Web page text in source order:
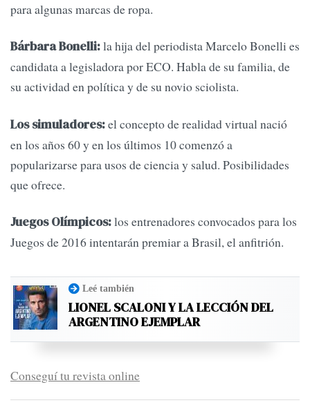
para algunas marcas de ropa.
Bárbara Bonelli:la hija del periodista Marcelo Bonelli es
candidata a legisladora por ECO. Habla de su familia, de
su actividad en política y de su novio sciolista.
Los simuladores:el concepto de realidad virtual nació
en los años 60 y en los últimos 10 comenzó a
popularizarse para usos de ciencia y salud. Posibilidades
que ofrece.
Juegos Olímpicos:los entrenadores convocados para los
Juegos de 2016 intentarán premiar a Brasil, el anfitrión.
Leé también
LIONEL SCALONI Y LA LECCIÓN DEL
ARGENTINO EJEMPLAR
Conseguí tu revista online